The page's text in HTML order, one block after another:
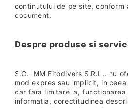
continutului de pe site, conform
document.
Despre produse si
S.C. MM Fitodivers S.R.L.. nu
mod expres sau implicit, in
dar fara limitare la, functionarea
informatia, corectitudinea